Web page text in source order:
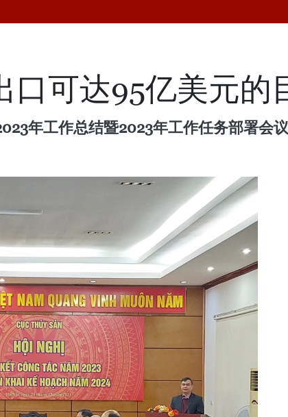
口可达95亿美元的
年工作总结暨2023年工作任务部署会议